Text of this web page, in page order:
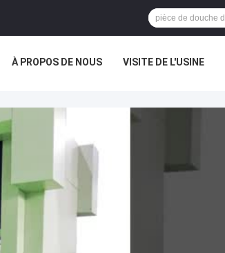
À PROPOS DE NOUS VISITE DE L'USINE